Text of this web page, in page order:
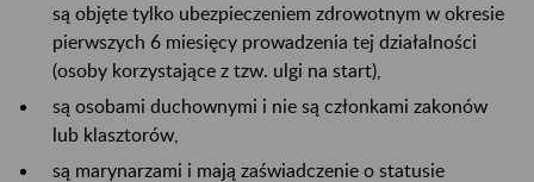
są objęte tylko ubezpieczeniem zdrowotnym w okresie
pierwszych 6 miesięcy prowadzenia tej działalności
(osoby korzystające z tzw. ulgi na start),
są osobami duchownymi i nie są członkami zakonów
lub klasztorów,
są marynarzami i mają zaświadczenie o statusie